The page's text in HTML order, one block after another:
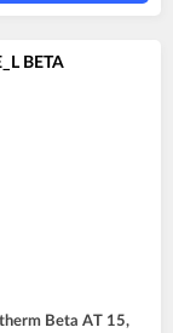
BETA
Beta AT 15,